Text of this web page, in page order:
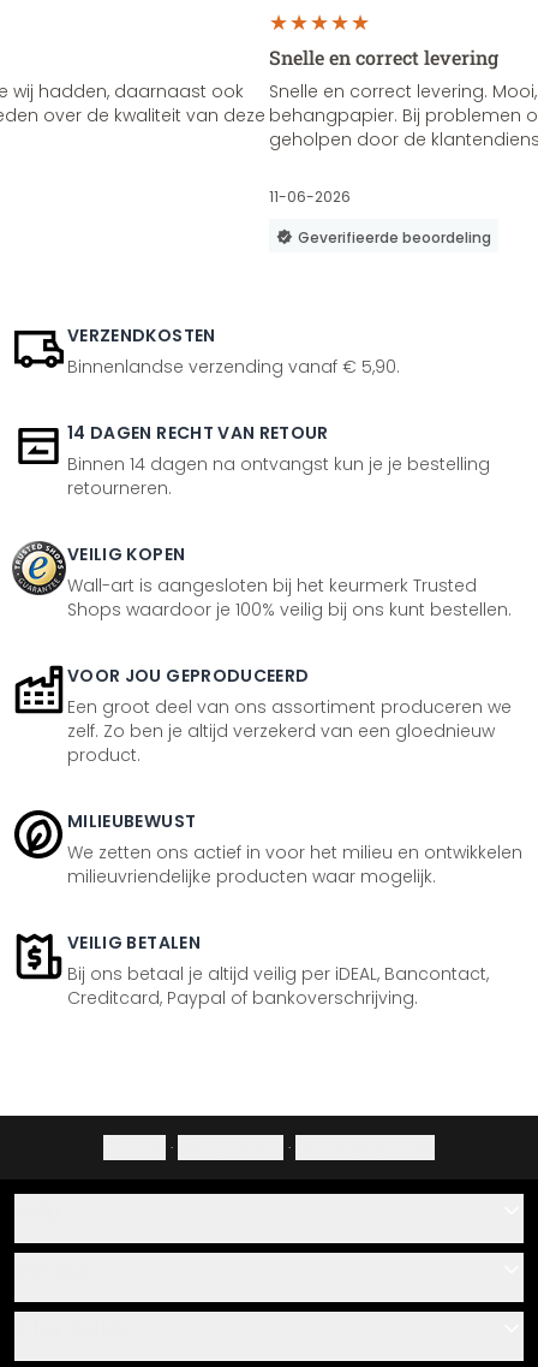
wij hadden, daarnaast ook
over de kwaliteit van deze
Snelle en correct levering
Snelle en correct levering.
behangpapier. Bij problemen
geholpen door de
11-06-2026
Geverifieerde beoordeling
VERZENDKOSTEN
Binnenlandse verzending vanaf € 5,90.
14 DAGEN RECHT VAN RETOUR
Binnen 14 dagen na ontvangst kun je je bestelling
retourneren.
VEILIG KOPEN
Wall-art is aangesloten bij het keurmerk Trusted
Shops waardoor je 100% veilig bij ons kunt bestellen.
VOOR JOU GEPRODUCEERD
Een groot deel van ons assortiment produceren we
zelf. Zo ben je altijd verzekerd van een gloednieuw
product.
MILIEUBEWUST
We zetten ons actief in voor het milieu en ontwikkelen
milieuvriendelijke producten waar mogelijk.
VEILIG BETALEN
Bij ons betaal je altijd veilig per iDEAL, Bancontact,
Creditcard, Paypal of bankoverschrijving.
· ·
Over ons